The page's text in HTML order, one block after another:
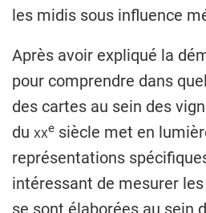
les midis sous influence
Après avoir expliqué la
pour comprendre dans
des cartes au sein des
du xxe siècle met en
représentations
intéressant de mesurer
se sont élaborées au sein